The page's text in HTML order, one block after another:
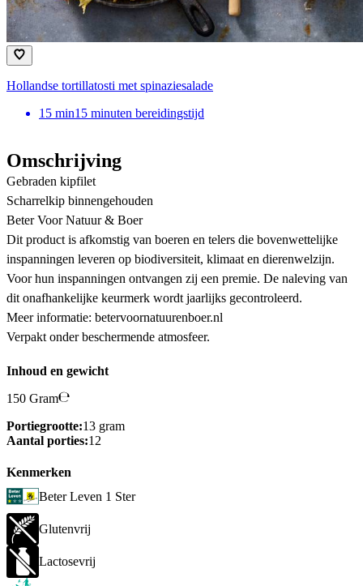
Hollandse tortillatosti met spinaziesalade
15 min15 minuten bereidingstijd
Omschrijving
Gebraden kipfilet
Scharrelkip binnengehouden
Beter Voor Natuur & Boer
Dit product is afkomstig van boeren en telers die bovenwettelijke
inspanningen leveren op biodiversiteit, klimaat en dierenwelzijn.
Voor hun inspanningen ontvangen zij een premie. De naleving van
dit onafhankelijke keurmerk wordt jaarlijks gecontroleerd.
Meer informatie: betervoornatuurenboer.nl
Verpakt onder beschermende atmosfeer.
Inhoud en gewicht
150 Gram
Portiegrootte:13 gram
Aantal porties:12
Kenmerken
Beter Leven 1 Ster
Glutenvrij
Lactosevrij